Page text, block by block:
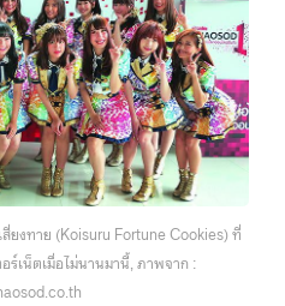
ยงทาย (Koisuru Fortune Cookies) ที่
ร์เน็ตเมื่อไม่นานมานี้, ภาพจาก :